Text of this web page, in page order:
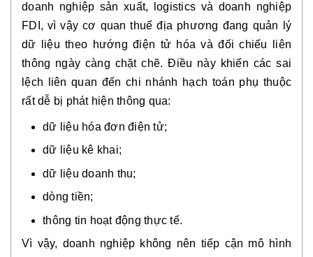
doanh nghiệp sản xuất, logistics và doanh nghiệp
FDI, vì vậy cơ quan thuế địa phương đang quản lý
dữ liệu theo hướng điện tử hóa và đối chiếu liên
thông ngày càng chặt chẽ. Điều này khiến các sai
lệch liên quan đến chi nhánh hạch toán phụ thuộc
rất dễ bị phát hiện thông qua:
dữ liệu hóa đơn điện tử;
dữ liệu kê khai;
dữ liệu doanh thu;
dòng tiền;
thông tin hoạt động thực tế.
Vì vậy, doanh nghiệp không nên tiếp cận mô hình